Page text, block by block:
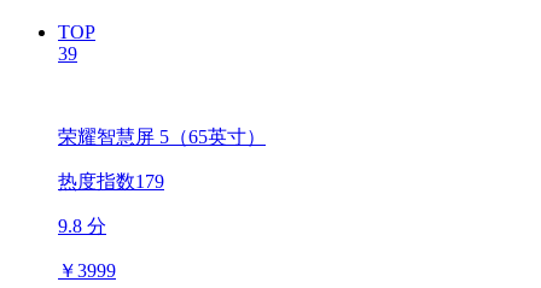
TOP
39
荣耀智慧屏 5（65英寸）
热度指数179
9.8 分
￥3999